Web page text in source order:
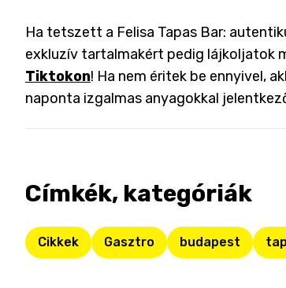
Ha tetszett a Felisa Tapas Bar:
exkluzív tartalmakért pedig lájkoljatok
Tiktokon! Ha nem éritek be ennyivel,
naponta izgalmas anyagokkal
Címkék, kategóriák
Cikkek Gasztro budapest